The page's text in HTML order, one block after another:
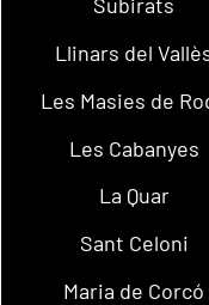
Llinars del
Les Masies de
Les Cabanyes
La Quar
Sant Celoni
Maria de Corcó